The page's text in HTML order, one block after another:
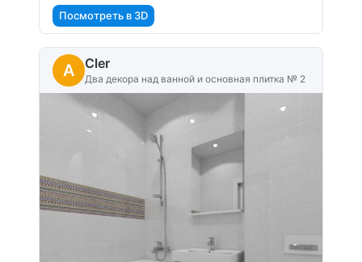
Посмотреть в 3D
A Cler
Два декора над ванной и основная плитка № 2